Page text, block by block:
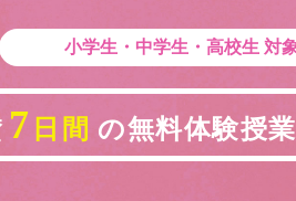
小学生・中学生・高校生 対
7 日間 の無料体験授